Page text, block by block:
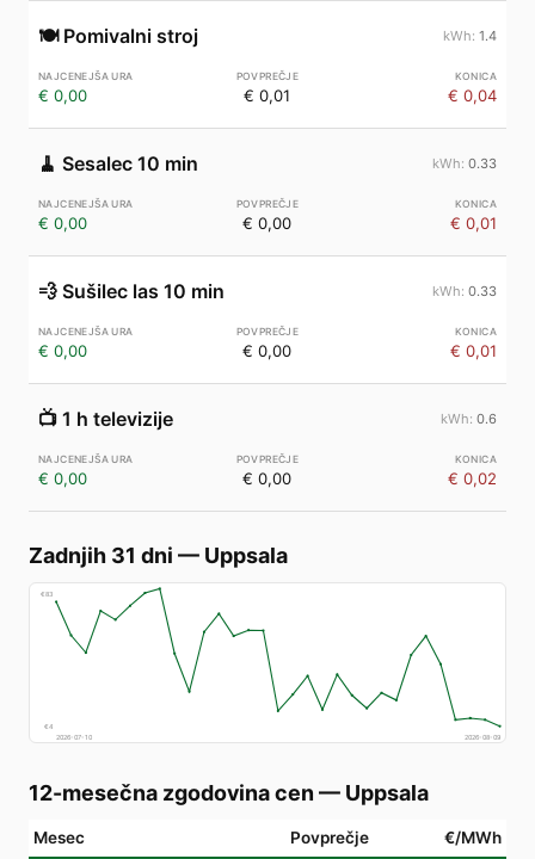
🍽️ Pomivalni stroj 1.4
€ 0,00 € 0,01 € 0,04
🧹 Sesalec 10 min 0.33
€ 0,00 € 0,00 € 0,01
💨 Sušilec las 10 min 0.33
€ 0,00 € 0,00 € 0,01
📺 1 h televizije 0.6
€ 0,00 € 0,00 € 0,02
Zadnjih 31 dni — Uppsala
€83
€4
2026-07-10
2026-08-09
12-mesečna zgodovina cen — Uppsala
Mesec Povprečje €/MWh